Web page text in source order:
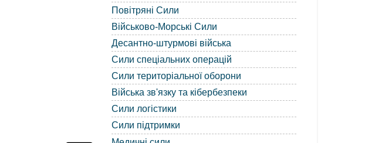
Повітряні Сили
Військово-Морські Сили
Десантно-штурмові війська
Сили спеціальних операцій
Сили територіальної оборони
Війська зв'язку та кібербезпеки
Сили логістики
Сили підтримки